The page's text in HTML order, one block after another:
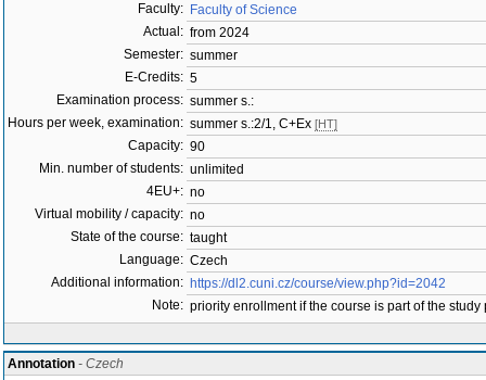
Faculty: Faculty of Science
Actual: from 2024
Semester: summer
E-Credits: 5
Examination process: summer s.:
Hours per week, examination: summer s.:2/1, C+Ex [HT]
Capacity: 90
Min. number of students: unlimited
4EU+: no
Virtual mobility / capacity: no
State of the course: taught
Language: Czech
Additional information: https://dl2.cuni.cz/course/view.php?id=2042
Note: priority enrollment if the course is part of the study
Annotation - Czech